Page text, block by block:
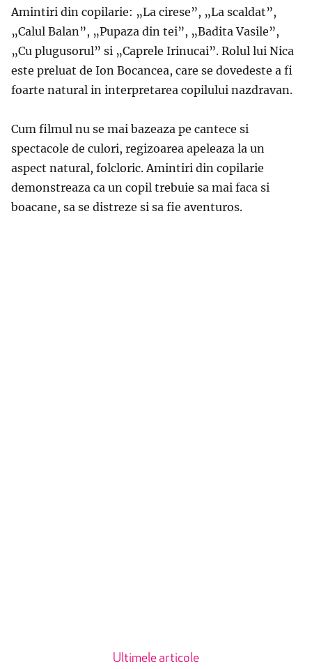
Amintiri din copilarie: „La cirese”, „La scaldat”,
„Calul Balan”, „Pupaza din tei”, „Badita Vasile”,
„Cu plugusorul” si „Caprele Irinucai”. Rolul lui Nica
este preluat de Ion Bocancea, care se dovedeste a fi
foarte natural in interpretarea copilului nazdravan.
Cum filmul nu se mai bazeaza pe cantece si
spectacole de culori, regizoarea apeleaza la un
aspect natural, folcloric. Amintiri din copilarie
demonstreaza ca un copil trebuie sa mai faca si
boacane, sa se distreze si sa fie aventuros.
Ultimele articole